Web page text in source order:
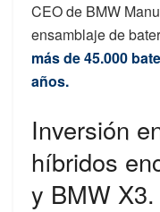
CEO de BMW
ensamblaje de
más de 45.000
años.
Inversión
híbridos
y BMW X3.